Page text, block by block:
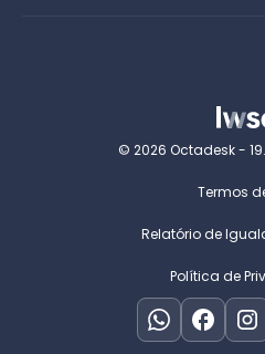
© 2026 Octadesk -
Termos
Relatório de
Política de